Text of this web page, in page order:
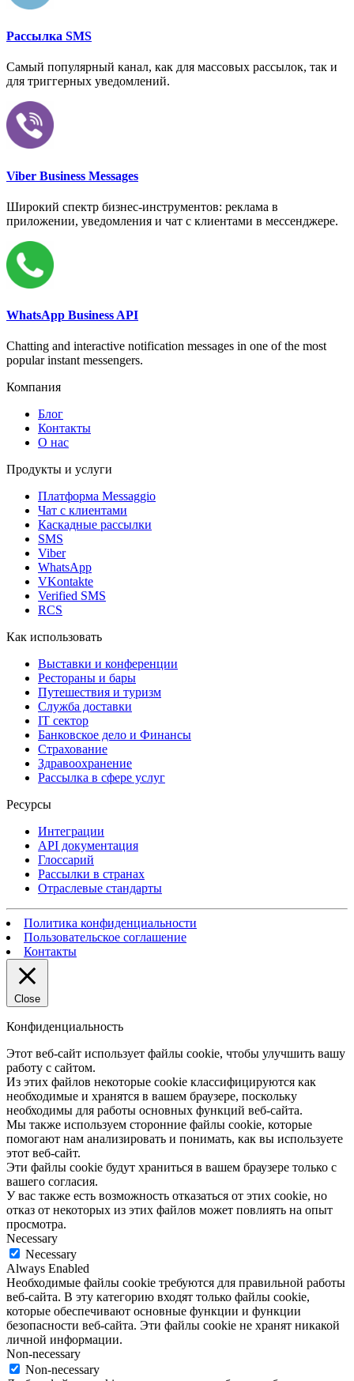
Рассылка SMS
Самый популярный канал, как для массовых рассылок, так и
для триггерных уведомлений.
Viber Business Messages
Широкий спектр бизнес-инструментов: реклама в
приложении, уведомления и чат с клиентами в мессенджере.
WhatsApp Business API
Chatting and interactive notification messages in one of the most
popular instant messengers.
Компания
Блог
Контакты
О нас
Продукты и услуги
Платформа Messaggio
Чат с клиентами
Каскадные рассылки
SMS
Viber
WhatsApp
VKontakte
Verified SMS
RCS
Как использовать
Выставки и конференции
Рестораны и бары
Путешествия и туризм
Служба доставки
IT сектор
Банковское дело и Финансы
Страхование
Здравоохранение
Рассылка в сфере услуг
Ресурсы
Интеграции
API документация
Глоссарий
Рассылки в странах
Отраслевые стандарты
Политика конфиденциальности
Пользовательское соглашение
Контакты
Close
Конфиденциальность
Этот веб-сайт использует файлы cookie, чтобы улучшить вашу
работу с сайтом.
Из этих файлов некоторые cookie классифицируются как
необходимые и хранятся в вашем браузере, поскольку
необходимы для работы основных функций веб-сайта.
Мы также используем сторонние файлы cookie, которые
помогают нам анализировать и понимать, как вы используете
этот веб-сайт.
Эти файлы cookie будут храниться в вашем браузере только с
вашего согласия.
У вас также есть возможность отказаться от этих cookie, но
отказ от некоторых из этих файлов может повлиять на опыт
просмотра.
Necessary
Necessary
Always Enabled
Необходимые файлы cookie требуются для правильной работы
веб-сайта. В эту категорию входят только файлы cookie,
которые обеспечивают основные функции и функции
безопасности веб-сайта. Эти файлы cookie не хранят никакой
личной информации.
Non-necessary
Non-necessary